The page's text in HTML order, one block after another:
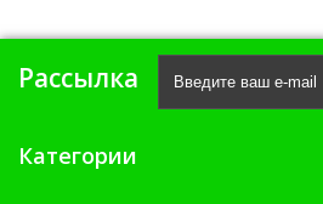
Рассылка
Категории